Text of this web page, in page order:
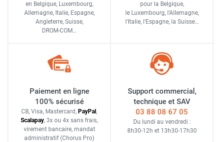
en Belgique, Luxembourg,
Allemagne, Italie, Espagne,
Angleterre, Suisse,
DROM-COM…
pour la Belgique,
le Luxembourg, l'Allemagne,
l'Italie, l'Espagne, la Suisse…
Paiement en ligne
100% sécurisé
CB, Visa, Mastercard, PayPal ,
Scalapay, 3x ou 4x sans frais,
virement bancaire, mandat
administratif (Chorus Pro)
Support commercial,
technique et SAV
03 88 08 67 05
Du lundi au vendredi :
8h30-12h et 13h30-17h30